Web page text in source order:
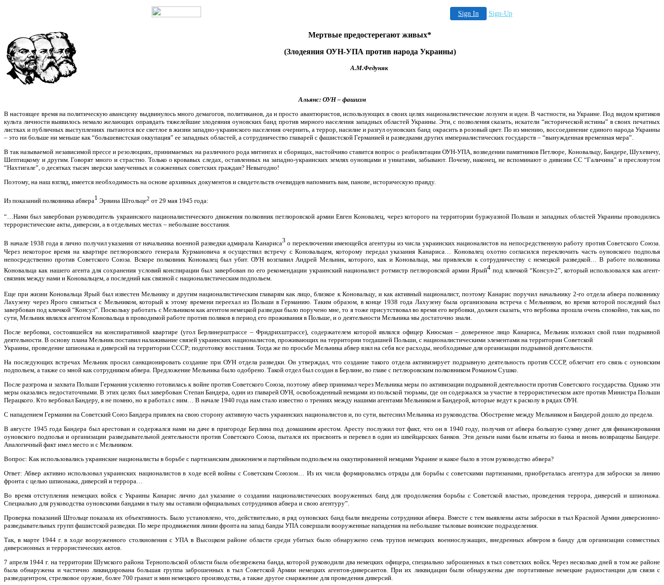
Sign In Sign-Up
Мертвые предостерегают живых*
(Злодеяния ОУН-УПА против народа Украины)
А.М.Федуняк
Альянс: ОУН – фашизм
В настоящее время на политическую авансцену выдвинулось много демагогов, политиканов, да и просто авантюристов, использующих в своих целях националистические лозунги и идеи. В частности, на Украине. Под видом критиков
культа личности выявилось немало желающих оправдать тяжелейшие злодеяния оуновских банд против мирного населения западных областей Украины. Эти, с позволения сказать, искатели “исторической истины” в своих печатных
листках и публичных выступлениях пытаются все светлое в жизни западно-украинского населения очернить, а террор, насилие и разгул оуновских банд окрасить в розовый цвет. По из мнению, воссоединение единого народа Украины
– это ни больше ни меньше как “большевистская оккупация” ее западных областей, а сотрудничество главарей с фашистской Германией и разведками других империалистических государств – “вынужденная временная мера”.
В так называемой независимой прессе и резолюциях, принимаемых на различного рода митингах и сборищах, настойчиво ставится вопрос о реабилитации ОУН-УПА, возведении памятников Петлюре, Коновальцу, Бандере, Шухевичу,
Шептицкому и другим. Говорят много и страстно. Только о кровавых следах, оставленных на западно-украинских землях оуновцами и униатами, забывают. Почему, наконец, не вспоминают о дивизии СС “Галичина” и пресловутом
“Нахтигале”, о десятках тысяч зверски замученных и сожженных советских граждан? Невыгодно!
Поэтому, на наш взгляд, имеется необходимость на основе архивных документов и свидетельств очевидцев напомнить вам, панове, историческую правду.
Из показаний полковника абвера1 Эрвина Штольце2 от 29 мая 1945 года:
“…Нами был завербован руководитель украинского националистического движения полковник петлюровской армии Евген Коновалец, через которого на территории буржуазной Польши и западных областей Украины проводились
террористические акты, диверсии, а в отдельных местах – небольшие восстания.
В начале 1938 года я лично получил указания от начальника военной разведки адмирала Канариса3 о переключении имеющейся агентуры из числа украинских националистов на непосредственную работу против Советского Союза.
Через некоторое время на квартире петлюровского генерала Курмановича я осуществил встречу с Коновальцем, которому передал указания Канариса… Коновалец охотно согласился переключить часть оуновского подполья
непосредственно против Советского Союза. Вскоре полковник Коновалец был убит. ОУН возглавил Андрей Мельник, которого, как и Коновальца, мы привлекли к сотрудничеству с немецкой разведкой… В работе полковника
Коновальца как нашего агента для сохранения условий конспирации был завербован по его рекомендации украинский националист ротмистр петлюровской армии Ярый4 под кличкой “Консул-2”, который использовался как агент-
связник между нами и Коновальцем, а последний как связной с националистическим подпольем.
Еще при жизни Коновальца Ярый был известен Мельнику и другим националистическим главарям как лицо, близкое к Коновальцу, и как активный националист, поэтому Канарис поручил начальнику 2-го отдела абвера полковнику
Лахузену через Ярого связаться с Мельником, который к этому времени переехал из Польши в Германию. Таким образом, в конце 1938 года Лахузену была организована встреча с Мельником, во время которой последний был
завербован под кличкой “Консул”. Поскольку работать с Мельником как агентом немецкой разведки было поручено мне, то я тоже присутствовал во время его вербовки, должен сказать, что вербовка прошла очень спокойно, так как, по
сути, Мельник являлся агентом Коновальца в проводимой работе против поляков в период его проживания в Польше, и о деятельности Мельника мы достаточно знали.
После вербовки, состоявшейся на конспиративной квартире (угол Берлинерштрассе – Фридрихштрассе), содержателем которой являлся офицер Кнюсман – доверенное лицо Канариса, Мельник изложил свой план подрывной
деятельности. В основу плана Мельник поставил налаживание связей украинских националистов, проживающих на территории тогдашней Польши, с националистическими элементами на территории Советской
Украины, проведение шпионажа и диверсий на территории СССР; подготовку восстания. Тогда же по просьбе Мельника абвер взял на себя все расходы, необходимые для организации подрывной деятельности.
На последующих встречах Мельник просил санкционировать создание при ОУН отдела разведки. Он утверждал, что создание такого отдела активизирует подрывную деятельность против СССР, облегчит его связь с оуновским
подпольем, а также со мной как сотрудником абвера. Предложение Мельника было одобрено. Такой отдел был создан в Берлине, во главе с петлюровским полковником Романом Сушко.
После разгрома и захвата Польши Германия усиленно готовилась к войне против Советского Союза, поэтому абвер принимал через Мельника меры по активизации подрывной деятельности против Советского государства. Однако эти
меры оказались недостаточными. В этих целях был завербован Степан Бандера, один из главарей ОУН, освобожденный немцами из польской тюрьмы, где он содержался за участие в террористическом акте против Министра Польши
Перацкого. Кто вербовал Бандеру, я не помню, но я работал с ним… В начале 1940 года нам стало известно о трениях между нашими агентами Мельником и Бандерой, которые ведут к расколу в рядах ОУН.
С нападением Германии на Советский Союз Бандера привлек на свою сторону активную часть украинских националистов и, по сути, вытеснил Мельника из руководства. Обострение между Мельником и Бандерой дошло до предела.
В августе 1945 года Бандера был арестован и содержался нами на даче в пригороде Берлина под домашним арестом. Аресту послужил тот факт, что он в 1940 году, получив от абвера большую сумму денег для финансирования
оуновского подполья и организации разведывательной деятельности против Советского Союза, пытался их присвоить и перевел в один из швейцарских банков. Эти деньги нами были изъяты из банка и вновь возвращены Бандере.
Аналогичный факт имел место и с Мельником.
Вопрос: Как использовались украинские националисты в борьбе с партизанским движением и партийным подпольем на оккупированной немцами Украине и какое было в этом руководство абвера?
Ответ: Абвер активно использовал украинских националистов в ходе всей войны с Советским Союзом… Из их числа формировались отряды для борьбы с советскими партизанами, приобреталась агентура для заброски за линию
фронта с целью шпионажа, диверсий и террора…
Во время отступления немецких войск с Украины Канарис лично дал указание о создании националистических вооруженных банд для продолжения борьбы с Советской властью, проведения террора, диверсий и шпионажа.
Специально для руководства оуновскими бандами в тылу мы оставили официальных сотрудников абвера и свою агентуру”.
Проверка показаний Штольце показала их объективность. Было установлено, что, действительно, в ряд оуновских банд были внедрены сотрудники абвера. Вместе с тем выявлены акты заброски в тыл Красной Армии диверсионно-
разведывательных групп фашистской разведки. По мере продвижения линии фронта на запад банды УПА cовершали вооруженные нападения на небольшие тыловые воинские подразделения.
Так, в марте 1944 г. в ходе вооруженного столкновения с УПА в Высоцком районе области среди убитых было обнаружено семь трупов немецких военнослужащих, внедренных абвером в банду для организации совместных
диверсионных и террористических актов.
7 апреля 1944 г. на территории Шумского района Тернопольской области была обезврежена банда, которой руководили два немецких офицера, специально заброшенных в тыл советских войск. Через несколько дней в том же районе
была обнаружена и частично ликвидирована большая группа заброшенных в тыл Советской Армии немецких агентов-диверсантов. При их ликвидации были обнаружены две портативные немецкие радиостанции для связи с
разведцентром, стрелковое оружие, более 700 гранат и мин немецкого производства, а также другое снаряжение для проведения диверсий.